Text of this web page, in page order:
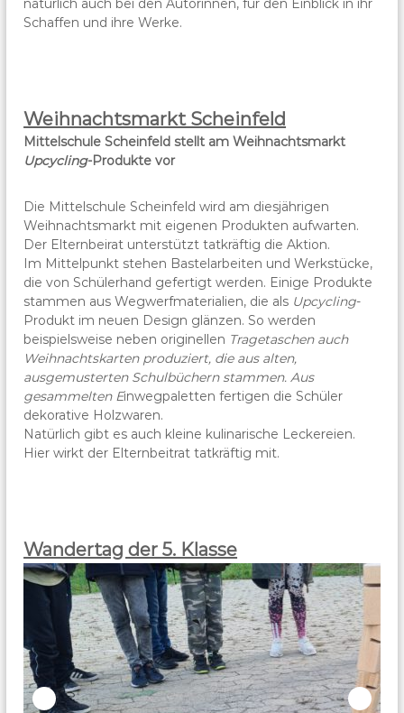
Schaffen und ihre Werke.
Weihnachtsmarkt Scheinfeld
Mittelschule Scheinfeld stellt am Weihnachtsmarkt
Upcycling-Produkte vor
Die Mittelschule Scheinfeld wird am diesjährigen
Weihnachtsmarkt mit eigenen Produkten aufwarten.
Der Elternbeirat unterstützt tatkräftig die Aktion.
Im Mittelpunkt stehen Bastelarbeiten und Werkstücke,
die von Schülerhand gefertigt werden. Einige Produkte
stammen aus Wegwerfmaterialien, die als Upcycling-
Produkt im neuen Design glänzen. So werden
beispielsweise neben originellen Tragetaschen auch
Weihnachtskarten produziert, die aus alten,
ausgemusterten Schulbüchern stammen. Aus
gesammelten Einwegpaletten fertigen die Schüler
dekorative Holzwaren.
Natürlich gibt es auch kleine kulinarische Leckereien.
Hier wirkt der Elternbeitrat tatkräftig mit.
Wandertag der 5. Klasse